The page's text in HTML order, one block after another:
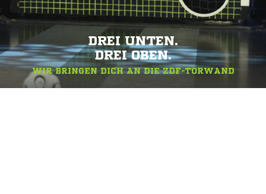
DREI UNTEN.
DREI OBEN.
WIR BRINGEN DICH AN DIE ZDF-TORWAND